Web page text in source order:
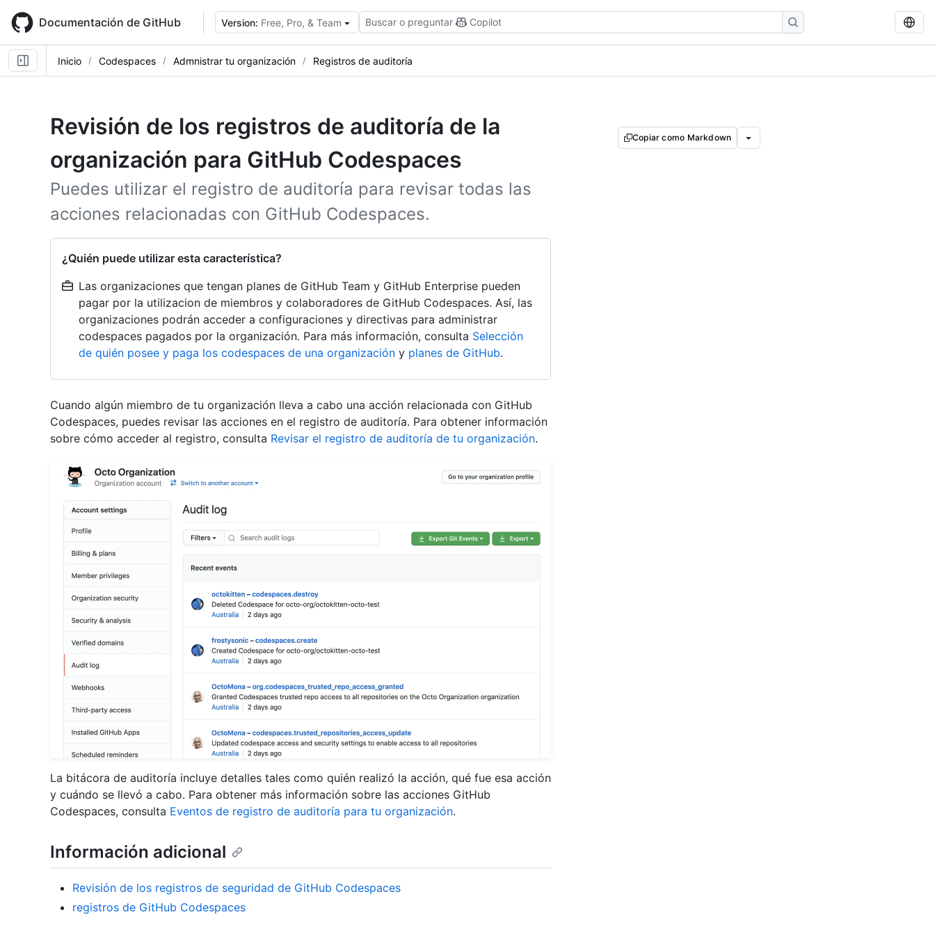
main
content
Documentación de GitHub Version: Free, Pro, & Team Buscar o preguntar Copilot
Inicio Codespaces Admnistrar tu organización Registros de auditoría
Revisión de los registros de auditoría de la
organización para GitHub Codespaces
Puedes utilizar el registro de auditoría para revisar todas las
acciones relacionadas con GitHub Codespaces.
¿Quién puede utilizar esta característica?
Las organizaciones que tengan planes de GitHub Team y GitHub Enterprise pueden
pagar por la utilizacion de miembros y colaboradores de GitHub Codespaces. Así, las
organizaciones podrán acceder a configuraciones y directivas para administrar
codespaces pagados por la organización. Para más información, consulta Selección
de quién posee y paga los codespaces de una organización y planes de GitHub.
Copiar como Markdown
Cuando algún miembro de tu organización lleva a cabo una acción relacionada con GitHub
Codespaces, puedes revisar las acciones en el registro de auditoría. Para obtener información
sobre cómo acceder al registro, consulta Revisar el registro de auditoría de tu organización.
La bitácora de auditoría incluye detalles tales como quién realizó la acción, qué fue esa acción
y cuándo se llevó a cabo. Para obtener más información sobre las acciones GitHub
Codespaces, consulta Eventos de registro de auditoría para tu organización.
Información adicional
Revisión de los registros de seguridad de GitHub Codespaces
registros de GitHub Codespaces